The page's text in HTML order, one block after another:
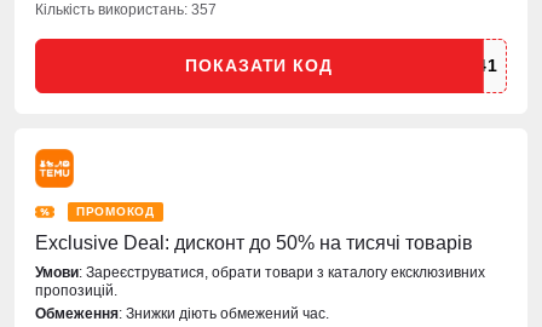
Кількість використань: 357
ПОКАЗАТИ КОД
ПРОМОКОД
Exclusive Deal: дисконт до 50% на тисячі товарів
Умови: Зареєструватися, обрати товари з каталогу ексклюзивних
пропозицій.
Обмеження: Знижки діють обмежений час.